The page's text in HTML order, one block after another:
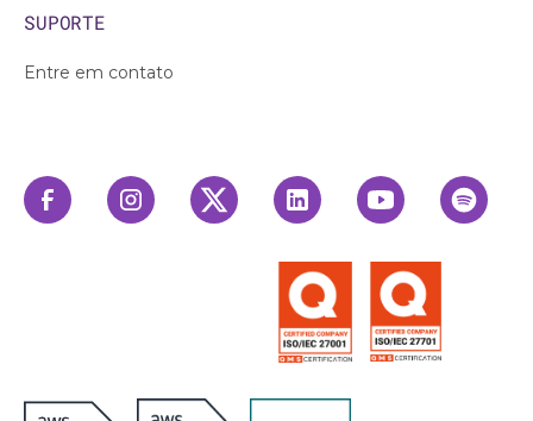
SUPORTE
Entre em contato